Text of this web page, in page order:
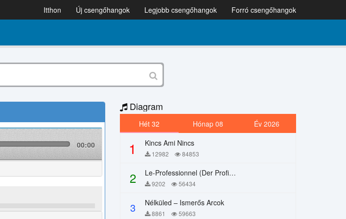
Itthon Új csengőhangok Legjobb csengőhangok Forró csengőhangok
00:00
Diagram
Hét 32 Hónap 08 Év 2026
1 Kincs Ami Nincs
12982 84853
2 Le-Professionnel (Der Profi) – Chi Mai
9202 56434
3 Nélküled – Ismerős Arcok
8861 59663